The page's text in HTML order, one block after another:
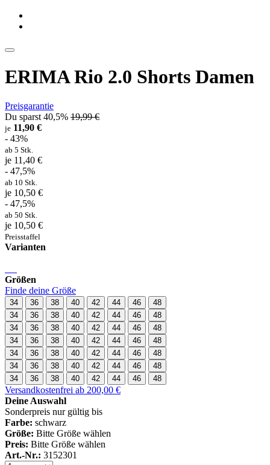
ERIMA Rio 2.0 Shorts Damen
Preisgarantie
Du sparst 40,5% 19,99 €
je 11,90 €
- 43%
ab 5 Stk.
je 11,40 €
- 47,5%
ab 10 Stk.
je 10,50 €
- 47,5%
ab 50 Stk.
je 10,50 €
Preisstaffel
Varianten
Größen
Finde deine Größe
34 36 38 40 42 44 46
48
34
36 38 40 42 44 46
48
34
36 38 40 42 44 46
48
34
36 38 40 42 44 46
48
34
36 38 40 42 44 46
48
34
36 38 40 42 44 46
48
34
36 38 40 42 44 46 48
Versandkostenfrei ab 200,00 €
Deine Auswahl
Sonderpreis nur gültig bis
Farbe: schwarz
Größe: Bitte Größe wählen
Preis: Bitte Größe wählen
Art.-Nr.: 3152301